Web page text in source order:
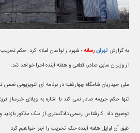
به گزارش تهرانرسانه؛ شهردار لواسان اعلام کرد: حکم
از وزیران سابق صادر، قطعی و هفته آینده اجرا خواهد شد.
تنها حکم جریمه صادر نمی کند با اشاره به ویلای خبرساز
توضیح داد: کارشناس رسمی دادگستری از ملک مذکور بازدید
طبق آن اوایل هفته آینده حکم تخریب را اجرا خواهیم کرد.